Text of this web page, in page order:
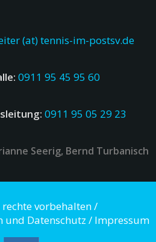
(at) tennis-im-postsv.de
0911 95 45 95 60
0911 95 05 29 23
Seerig, Bernd Turbanisch
vorbehalten /
und Datenschutz / Impressum